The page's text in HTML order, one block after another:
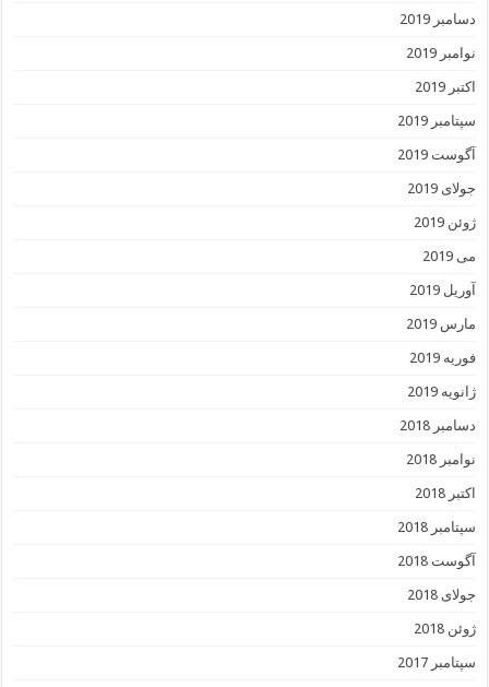
دسامبر 2019
نوامبر 2019
اکتبر 2019
سپتامبر 2019
آگوست 2019
جولای 2019
ژوئن 2019
می 2019
آوریل 2019
مارس 2019
فوریه 2019
ژانویه 2019
دسامبر 2018
نوامبر 2018
اکتبر 2018
سپتامبر 2018
آگوست 2018
جولای 2018
ژوئن 2018
سپتامبر 2017